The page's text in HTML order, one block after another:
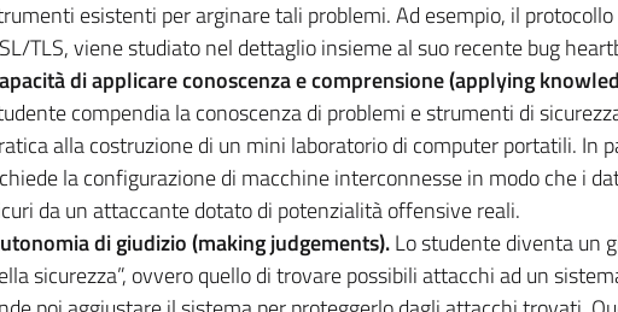
esistenti per arginare tali problemi. Ad esempio, il
TLS, viene studiato nel dettaglio insieme al suo recente bug
di applicare conoscenza e comprensione (applying
compendia la conoscenza di problemi e strumenti di
alla costruzione di un mini laboratorio di computer portatili. In
la configurazione di macchine interconnesse in modo che i
da un attaccante dotato di potenzialità offensive reali.
di giudizio (making judgements).Lo studente diventa un
sicurezza”, ovvero quello di trovare possibili attacchi ad un